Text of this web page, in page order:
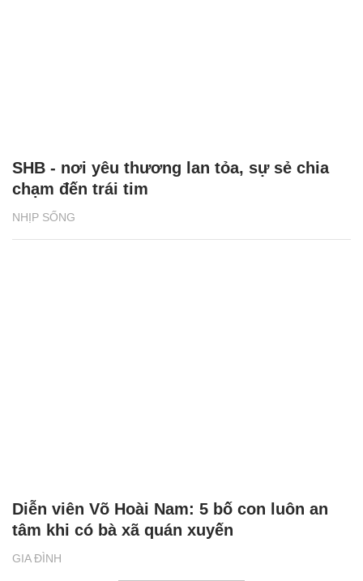
NHỊP SỐNG
SHB - nơi yêu thương lan tỏa, sự sẻ chia
chạm đến trái tim
GIA ĐÌNH
Diễn viên Võ Hoài Nam: 5 bố con luôn an
tâm khi có bà xã quán xuyến